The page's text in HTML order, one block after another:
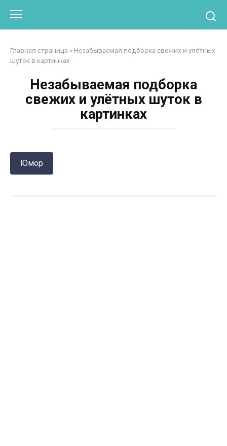
контенту
Главная страница » Незабываемая подборка свежих и улётных
шуток в картинках
Незабываемая подборка
свежих и улётных шуток в
картинках
Юмор